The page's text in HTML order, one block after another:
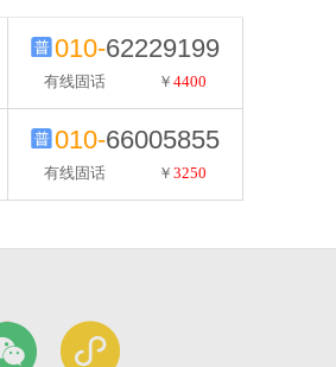
010-62229199
有线固话 ￥4400
010-66005855
有线固话 ￥3250